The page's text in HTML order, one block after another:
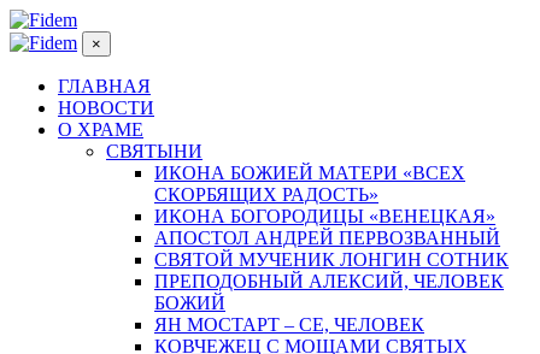
×
ГЛАВНАЯ
НОВОСТИ
О ХРАМЕ
СВЯТЫНИ
ИКОНА БОЖИЕЙ МАТЕРИ «ВСЕХ
СКОРБЯЩИХ РАДОСТЬ»
ИКОНА БОГОРОДИЦЫ «ВЕНЕЦКАЯ»
АПОСТОЛ АНДРЕЙ ПЕРВОЗВАННЫЙ
СВЯТОЙ МУЧЕНИК ЛОНГИН СОТНИК
ПРЕПОДОБНЫЙ АЛЕКСИЙ, ЧЕЛОВЕК
БОЖИЙ
ЯН МОСТАРТ – СЕ, ЧЕЛОВЕК
КОВЧЕЖЕЦ С МОЩАМИ СВЯТЫХ